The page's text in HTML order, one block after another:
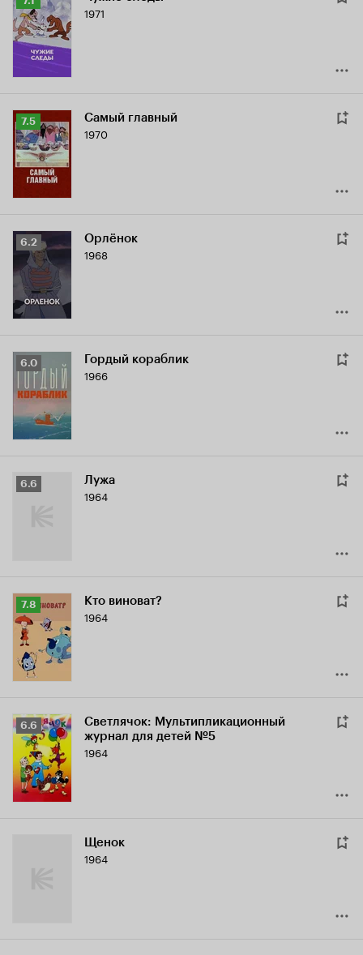
Кинопоиска
7.1
1971
Рейтинг
Кинопоиска
7.5
7.5 Самый главный
1970
Рейтинг
Кинопоиска
6.2
6.2 Орлёнок
1968
Рейтинг
Кинопоиска
6.0
6.0 Гордый кораблик
1966
Рейтинг
6.6 Лужа
1964
Рейтинг
Кинопоиска
7.8
7.8 Кто виноват?
1964
Рейтинг
Кинопоиска
6.6
6.6
Светлячок: Мультипликационный
журнал для детей №5
1964
Щенок
1964